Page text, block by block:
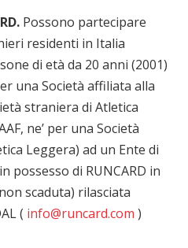
Possono partecipare
residenti in Italia
di età da 20 anni (2001)
una Società affiliata alla
straniera di Atletica
ne’ per una Società
Leggera) ad un Ente di
possesso di RUNCARD in
scaduta) rilasciata
( info@runcard.com )